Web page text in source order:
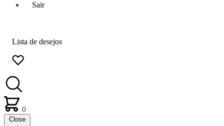
Sair
Lista de desejos
0
Close